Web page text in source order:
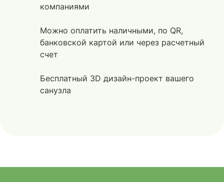
компаниями
Можно оплатить наличными, по QR,
банковской картой или через расчетный
счет
Бесплатный 3D дизайн-проект вашего
санузла